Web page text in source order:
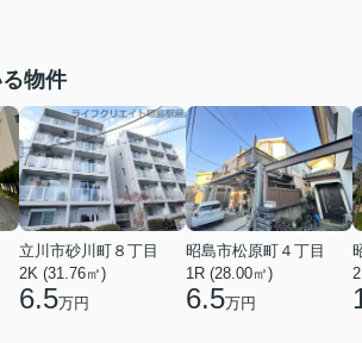
物件
立川市砂川町８丁目
2K (31.76㎡)
6.5万円
昭島市松原町４丁目
1R (28.00㎡)
6.5万円